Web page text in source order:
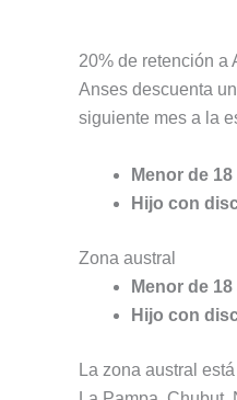
20% de retención a
Anses descuenta
siguiente mes a la
Menor de
Hijo con
Zona austral
Menor de
Hijo con
La zona austral